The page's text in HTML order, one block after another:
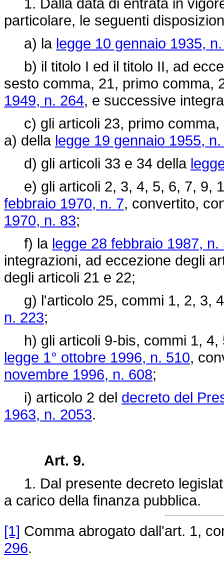
particolare, le seguenti
a) la legge 10 gennaio 1935,
b) il titolo I ed il titolo II, ad
sesto comma, 21, primo comma,
1949, n. 264, e successive
c) gli articoli 23, primo comma,
a) della legge 19 gennaio 1955,
d) gli articoli 33 e 34 della
e) gli articoli 2, 3, 4, 5, 6, 7, 9,
febbraio 1970, n. 7, convertito,
1970, n. 83;
f) la legge 28 febbraio 1987, n.
integrazioni, ad eccezione degli
degli articoli 21 e 22;
g) l'articolo 25, commi 1, 2, 3,
n. 223;
h) gli articoli 9-bis, commi 1, 4,
legge 1° ottobre 1996, n. 510,
novembre 1996, n. 608;
i) articolo 2 del decreto del
1963, n. 2053.
Art. 9.
1. Dal presente decreto
a carico della finanza pubblica.
[1] Comma abrogato dall'art. 1,
296.